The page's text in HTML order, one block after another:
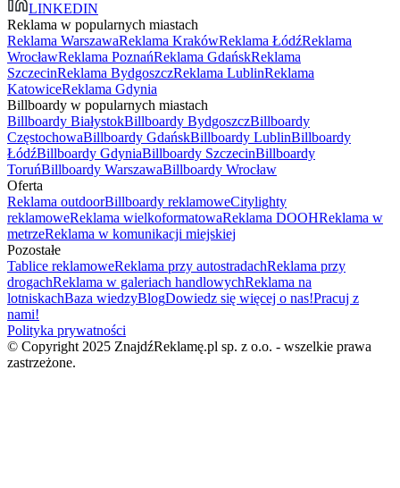
LINKEDIN
Reklama w popularnych miastach
Reklama WarszawaReklama KrakówReklama ŁódźReklama
WrocławReklama PoznańReklama GdańskReklama
SzczecinReklama BydgoszczReklama LublinReklama
KatowiceReklama Gdynia
Billboardy w popularnych miastach
Billboardy BiałystokBillboardy BydgoszczBillboardy
CzęstochowaBillboardy GdańskBillboardy LublinBillboardy
ŁódźBillboardy GdyniaBillboardy SzczecinBillboardy
ToruńBillboardy WarszawaBillboardy Wrocław
Oferta
Reklama outdoorBillboardy reklamoweCitylighty
reklamoweReklama wielkoformatowaReklama DOOHReklama w
metrzeReklama w komunikacji miejskiej
Pozostałe
Tablice reklamoweReklama przy autostradachReklama przy
drogachReklama w galeriach handlowychReklama na
lotniskachBaza wiedzyBlogDowiedz się więcej o nas!Pracuj z
nami!
Polityka prywatności
© Copyright 2025 ZnajdźReklamę.pl sp. z o.o. - wszelkie prawa
zastrzeżone.